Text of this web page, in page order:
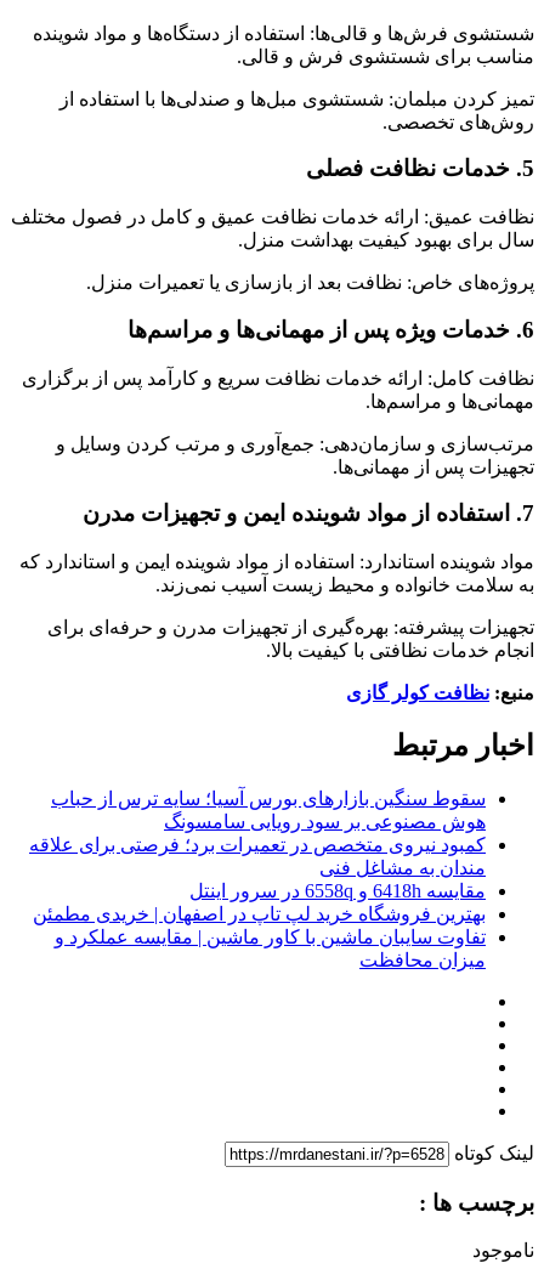
شستشوی فرش‌ها و قالی‌ها: استفاده از دستگاه‌ها و مواد شوینده
مناسب برای شستشوی فرش و قالی.
تمیز کردن مبلمان: شستشوی مبل‌ها و صندلی‌ها با استفاده از
روش‌های تخصصی.
5. خدمات نظافت فصلی
نظافت عمیق: ارائه خدمات نظافت عمیق و کامل در فصول مختلف
سال برای بهبود کیفیت بهداشت منزل.
پروژه‌های خاص: نظافت بعد از بازسازی یا تعمیرات منزل.
6. خدمات ویژه پس از مهمانی‌ها و مراسم‌ها
نظافت کامل: ارائه خدمات نظافت سریع و کارآمد پس از برگزاری
مهمانی‌ها و مراسم‌ها.
مرتب‌سازی و سازمان‌دهی: جمع‌آوری و مرتب کردن وسایل و
تجهیزات پس از مهمانی‌ها.
7. استفاده از مواد شوینده ایمن و تجهیزات مدرن
مواد شوینده استاندارد: استفاده از مواد شوینده ایمن و استاندارد که
به سلامت خانواده و محیط زیست آسیب نمی‌زند.
تجهیزات پیشرفته: بهره‌گیری از تجهیزات مدرن و حرفه‌ای برای
انجام خدمات نظافتی با کیفیت بالا.
منبع: نظافت کولر گازی
اخبار مرتبط
سقوط سنگین بازارهای بورس آسیا؛ سایه ترس از حباب
هوش مصنوعی بر سود رویایی سامسونگ
کمبود نیروی متخصص در تعمیرات برد؛ فرصتی برای علاقه
‌مندان به مشاغل فنی
مقایسه 6418h و 6558q در سرور اینتل
بهترین فروشگاه خرید لپ تاپ در اصفهان | خریدی مطمئن
تفاوت سایبان ماشین با کاور ماشین | مقایسه عملکرد و
میزان محافظت
لینک کوتاه
برچسب ها :
ناموجود